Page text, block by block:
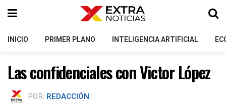
INICIO PRIMER PLANO INTELIGENCIA ARTIFICIAL
Las confidenciales con Victor López
POR: REDACCIÓN